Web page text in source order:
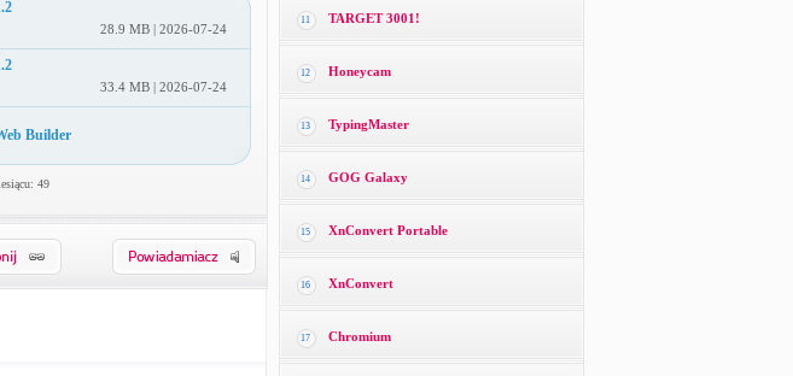
28.9 MB | 2026-07-24
33.4 MB | 2026-07-24
Builder
49
11 TARGET 3001!
12 Honeycam
13 TypingMaster
14 GOG Galaxy
15 XnConvert Portable
16 XnConvert
17 Chromium